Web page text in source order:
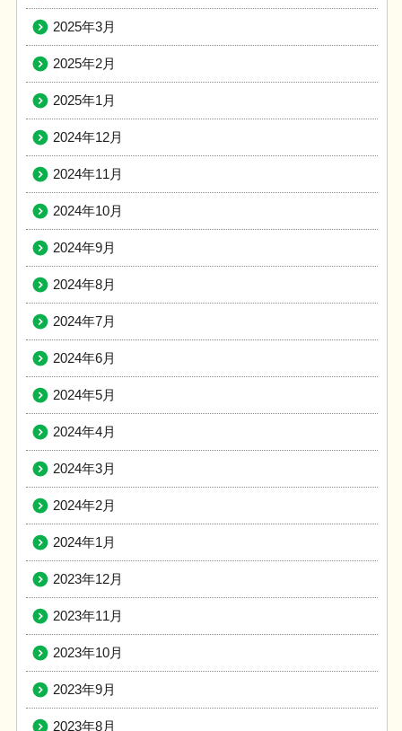
2025年3月
2025年2月
2025年1月
2024年12月
2024年11月
2024年10月
2024年9月
2024年8月
2024年7月
2024年6月
2024年5月
2024年4月
2024年3月
2024年2月
2024年1月
2023年12月
2023年11月
2023年10月
2023年9月
2023年8月